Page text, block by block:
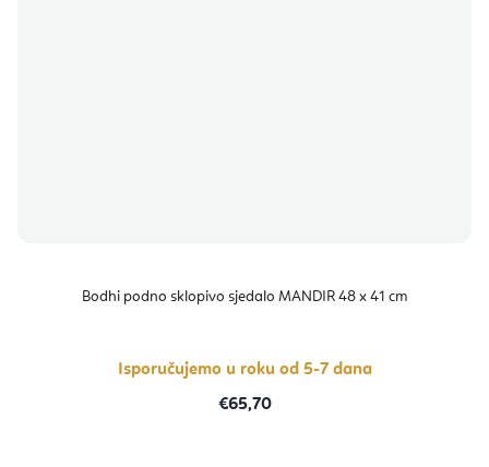
Bodhi podno sklopivo sjedalo MANDIR 48 x 41 cm
Isporučujemo u roku od 5-7 dana
€65,70